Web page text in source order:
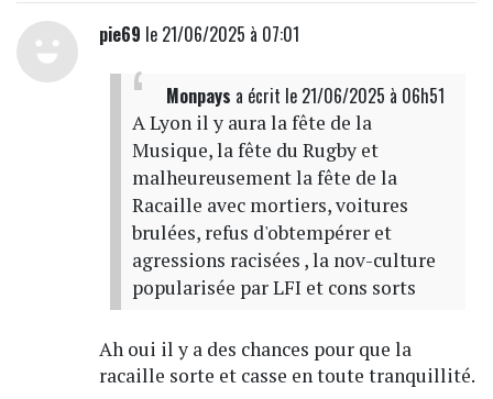
pie69 le 21/06/2025 à 07:01
Monpays a écrit le 21/06/2025 à 06h51
A Lyon il y aura la fête de la
Musique, la fête du Rugby et
malheureusement la fête de la
Racaille avec mortiers, voitures
brulées, refus d'obtempérer et
agressions racisées , la nov-culture
popularisée par LFI et cons sorts
Ah oui il y a des chances pour que la
racaille sorte et casse en toute tranquillité.